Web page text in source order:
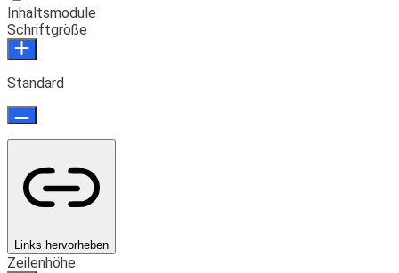
Inhaltsmodule
Schriftgröße
Standard
Links hervorheben
Zeilenhöhe